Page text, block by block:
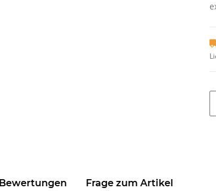
Bewertungen Frage zum Artikel